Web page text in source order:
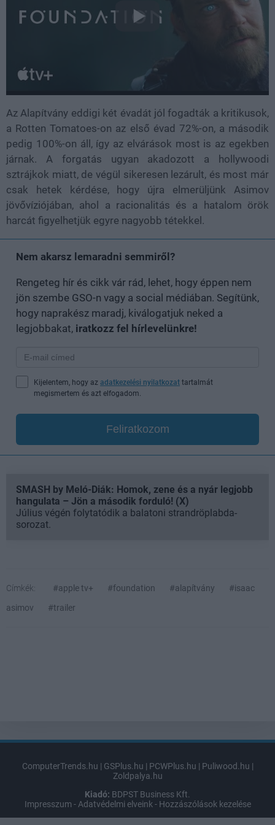
Az Alapítvány eddigi két évadát jól fogadták a kritikusok,
a Rotten Tomatoes-on az első évad 72%-on, a második
pedig 100%-on áll, így az elvárások most is az egekben
járnak. A forgatás ugyan akadozott a hollywoodi
sztrájkok miatt, de végül sikeresen lezárult, és most már
csak hetek kérdése, hogy újra elmerüljünk Asimov
jövővíziójában, ahol a racionalitás és a hatalom örök
harcát figyelhetjük egyre nagyobb tétekkel.
Nem akarsz lemaradni semmiről?
Rengeteg hír és cikk vár rád, lehet, hogy éppen nem
jön szembe GSO-n vagy a social médiában. Segítünk,
hogy naprakész maradj, kiválogatjuk neked a
legjobbakat, iratkozz fel hírlevelünkre!
Kijelentem, hogy az adatkezelési nyilatkozat tartalmát
megismertem és azt elfogadom.
Feliratkozom
SMASH by Meló-Diák: Homok, zene és a nyár legjobb
hangulata – Jön a második forduló! (X)
Július végén folytatódik a balatoni strandröplabda-
sorozat.
Címkék: #apple tv+ #foundation #alapítvány
#isaac
asimov
#trailer
ComputerTrends.hu | GSPlus.hu | PCWPlus.hu | Puliwood.hu |
Zoldpalya.hu
Kiadó: BDPST Business Kft.
Impresszum - Adatvédelmi elveink - Hozzászólások kezelése